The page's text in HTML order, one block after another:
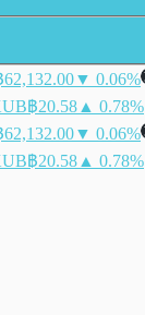
62,132.00▼ 0.06%
฿20.58 ▲ 0.78%
62,132.00▼ 0.06%
฿20.58 ▲ 0.78%